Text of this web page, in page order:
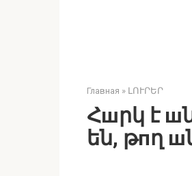
Главная » ԼՈՒՐԵՐ
Հшրկ է
են, թпղ